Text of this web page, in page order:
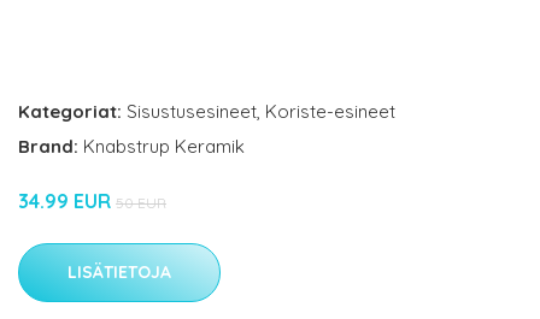
Kategoriat: Sisustusesineet, Koriste-esineet
Brand: Knabstrup Keramik
34.99 EUR 50 EUR
LISÄTIETOJA